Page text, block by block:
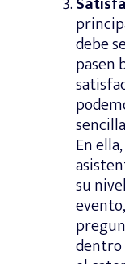
debe
pasen
En
su
dentro